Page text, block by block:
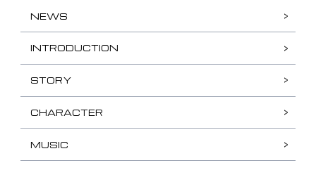
NEWS
INTRODUCTION
STORY
CHARACTER
MUSIC